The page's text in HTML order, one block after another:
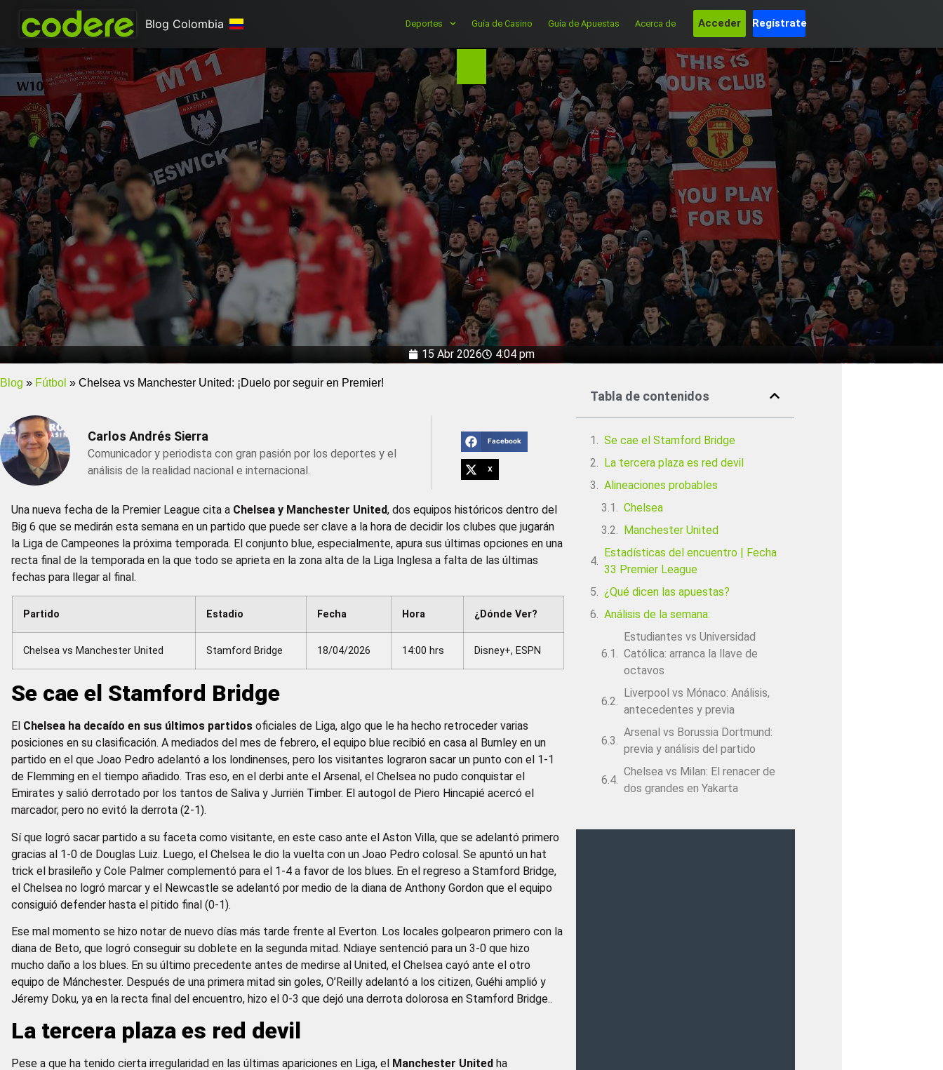
Blog Colombia Deportes Guía de Casino Guía de Apuestas Acerca de Acceder Regístrate
15 Abr 2026 4:04 pm
Blog » Fútbol » Chelsea vs Manchester United: ¡Duelo por seguir en Premier!
Carlos Andrés Sierra
Comunicador y periodista con gran pasión por los deportes y el
análisis de la realidad nacional e internacional.
Facebook
X
Una nueva fecha de la Premier League cita a Chelsea y Manchester United, dos equipos históricos dentro del
Big 6 que se medirán esta semana en un partido que puede ser clave a la hora de decidir los clubes que jugarán
la Liga de Campeones la próxima temporada. El conjunto blue, especialmente, apura sus últimas opciones en una
recta final de la temporada en la que todo se aprieta en la zona alta de la Liga Inglesa a falta de las últimas
fechas para llegar al final.
Partido Estadio Fecha Hora ¿Dónde Ver?
Chelsea vs Manchester United Stamford Bridge 18/04/2026 14:00 hrs Disney+, ESPN
Se cae el Stamford Bridge
El Chelsea ha decaído en sus últimos partidos oficiales de Liga, algo que le ha hecho retroceder varias
posiciones en su clasificación. A mediados del mes de febrero, el equipo blue recibió en casa al Burnley en un
partido en el que Joao Pedro adelantó a los londinenses, pero los visitantes lograron sacar un punto con el 1-1
de Flemming en el tiempo añadido. Tras eso, en el derbi ante el Arsenal, el Chelsea no pudo conquistar el
Emirates y salió derrotado por los tantos de Saliva y Jurriën Timber. El autogol de Piero Hincapié acercó el
marcador, pero no evitó la derrota (2-1).
Sí que logró sacar partido a su faceta como visitante, en este caso ante el Aston Villa, que se adelantó primero
gracias al 1-0 de Douglas Luiz. Luego, el Chelsea le dio la vuelta con un Joao Pedro colosal. Se apuntó un hat
trick el brasileño y Cole Palmer complementó para el 1-4 a favor de los blues. En el regreso a Stamford Bridge,
el Chelsea no logró marcar y el Newcastle se adelantó por medio de la diana de Anthony Gordon que el equipo
consiguió defender hasta el pitido final (0-1).
Ese mal momento se hizo notar de nuevo días más tarde frente al Everton. Los locales golpearon primero con la
diana de Beto, que logró conseguir su doblete en la segunda mitad. Ndiaye sentenció para un 3-0 que hizo
mucho daño a los blues. En su último precedente antes de medirse al United, el Chelsea cayó ante el otro
equipo de Mánchester. Después de una primera mitad sin goles, O’Reilly adelantó a los citizen, Guéhi amplió y
Jéremy Doku, ya en la recta final del encuentro, hizo el 0-3 que dejó una derrota dolorosa en Stamford Bridge..
La tercera plaza es red devil
Pese a que ha tenido cierta irregularidad en las últimas apariciones en Liga, el Manchester United ha
Tabla de contenidos
Se cae el Stamford Bridge
La tercera plaza es red devil
Alineaciones probables
Chelsea
Manchester United
Estadísticas del encuentro | Fecha
33 Premier League
¿Qué dicen las apuestas?
Análisis de la semana:
Estudiantes vs Universidad
Católica: arranca la llave de
octavos
Liverpool vs Mónaco: Análisis,
antecedentes y previa
Arsenal vs Borussia Dortmund:
previa y análisis del partido
Chelsea vs Milan: El renacer de
dos grandes en Yakarta